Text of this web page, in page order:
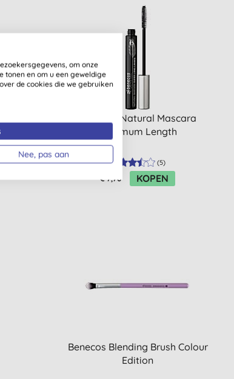
Benecos Natural Mascara
Maximum Length
(5)
€ 7,70 KOPEN
Benecos Blending Brush Colour
Edition
om onze
tonen en om u een geweldige
de cookies die we gebruiken
Nee, pas aan